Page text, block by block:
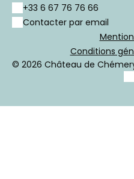
+33 6 67 76 76 66
Contacter par email
Conditions
© 2026 Château de